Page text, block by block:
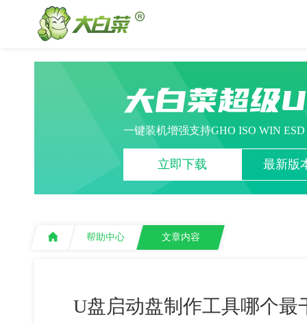
大白菜超级
一键装机增强支持GHO ISO WIN
立即下载 最新版
帮助中心 文章内容
U盘启动盘制作工具哪个